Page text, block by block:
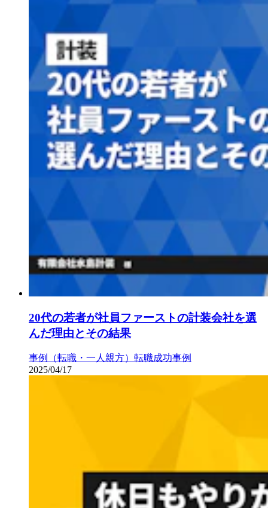
20代の若者が社員ファーストの計装会社を選
んだ理由とその結果
事例（転職・一人親方） 転職成功事例
2025/04/17